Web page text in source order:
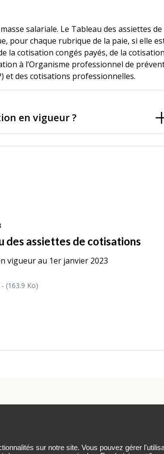
sur notre site. Vous pouvez gérer
salariale. Le Tableau des assiettes de
pour chaque rubrique de la paie, si elle
la cotisation congés payés, de la
à l’Organisme professionnel de
et des cotisations professionnelles.
en vigueur ?
des assiettes de cotisations
vigueur au 1er janvier 2023
- (163.9 Ko)
Plan du site Nos coordonnées